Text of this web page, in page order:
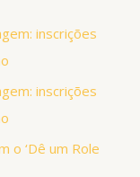
inscrições
inscrições
o ‘Dê um Role